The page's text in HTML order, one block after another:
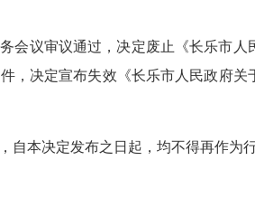
会议审议通过，决定废止《长乐市
，决定宣布失效《长乐市人民政府关
自本决定发布之日起，均不得再作为